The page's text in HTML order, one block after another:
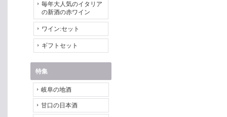
毎年大人気のイタリア
の新酒の赤ワイン
ワイン:セット
ギフトセット
特集
岐阜の地酒
甘口の日本酒